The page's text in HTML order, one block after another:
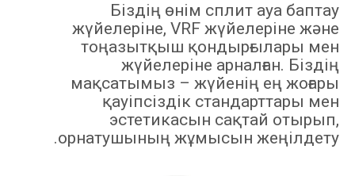
Біздің өнім сплит ауа баптау
жүйелеріне, VRF жүйелеріне және
тоңазытқыш қондырғылары мен
жүйелеріне арналған. Біздің
мақсатымыз – жүйенің ең жоғары
қауіпсіздік стандарттары мен
эстетикасын сақтай отырып,
орнатушының жұмысын жеңілдету.